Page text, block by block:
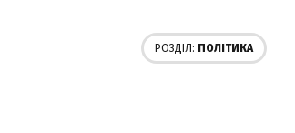
РОЗДІЛ: ПОЛІТИКА